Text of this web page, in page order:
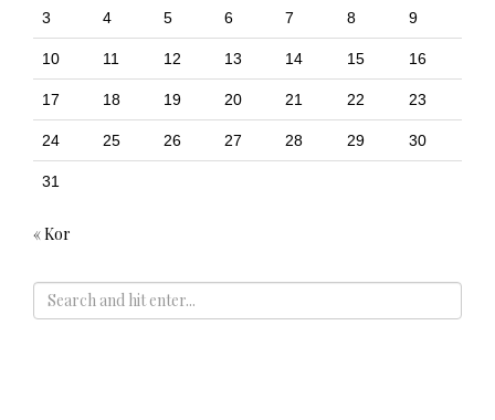
3 4 5 6 7 8 9
10 11 12 13 14 15 16
17 18 19 20 21 22 23
24 25 26 27 28 29 30
31
« Kor